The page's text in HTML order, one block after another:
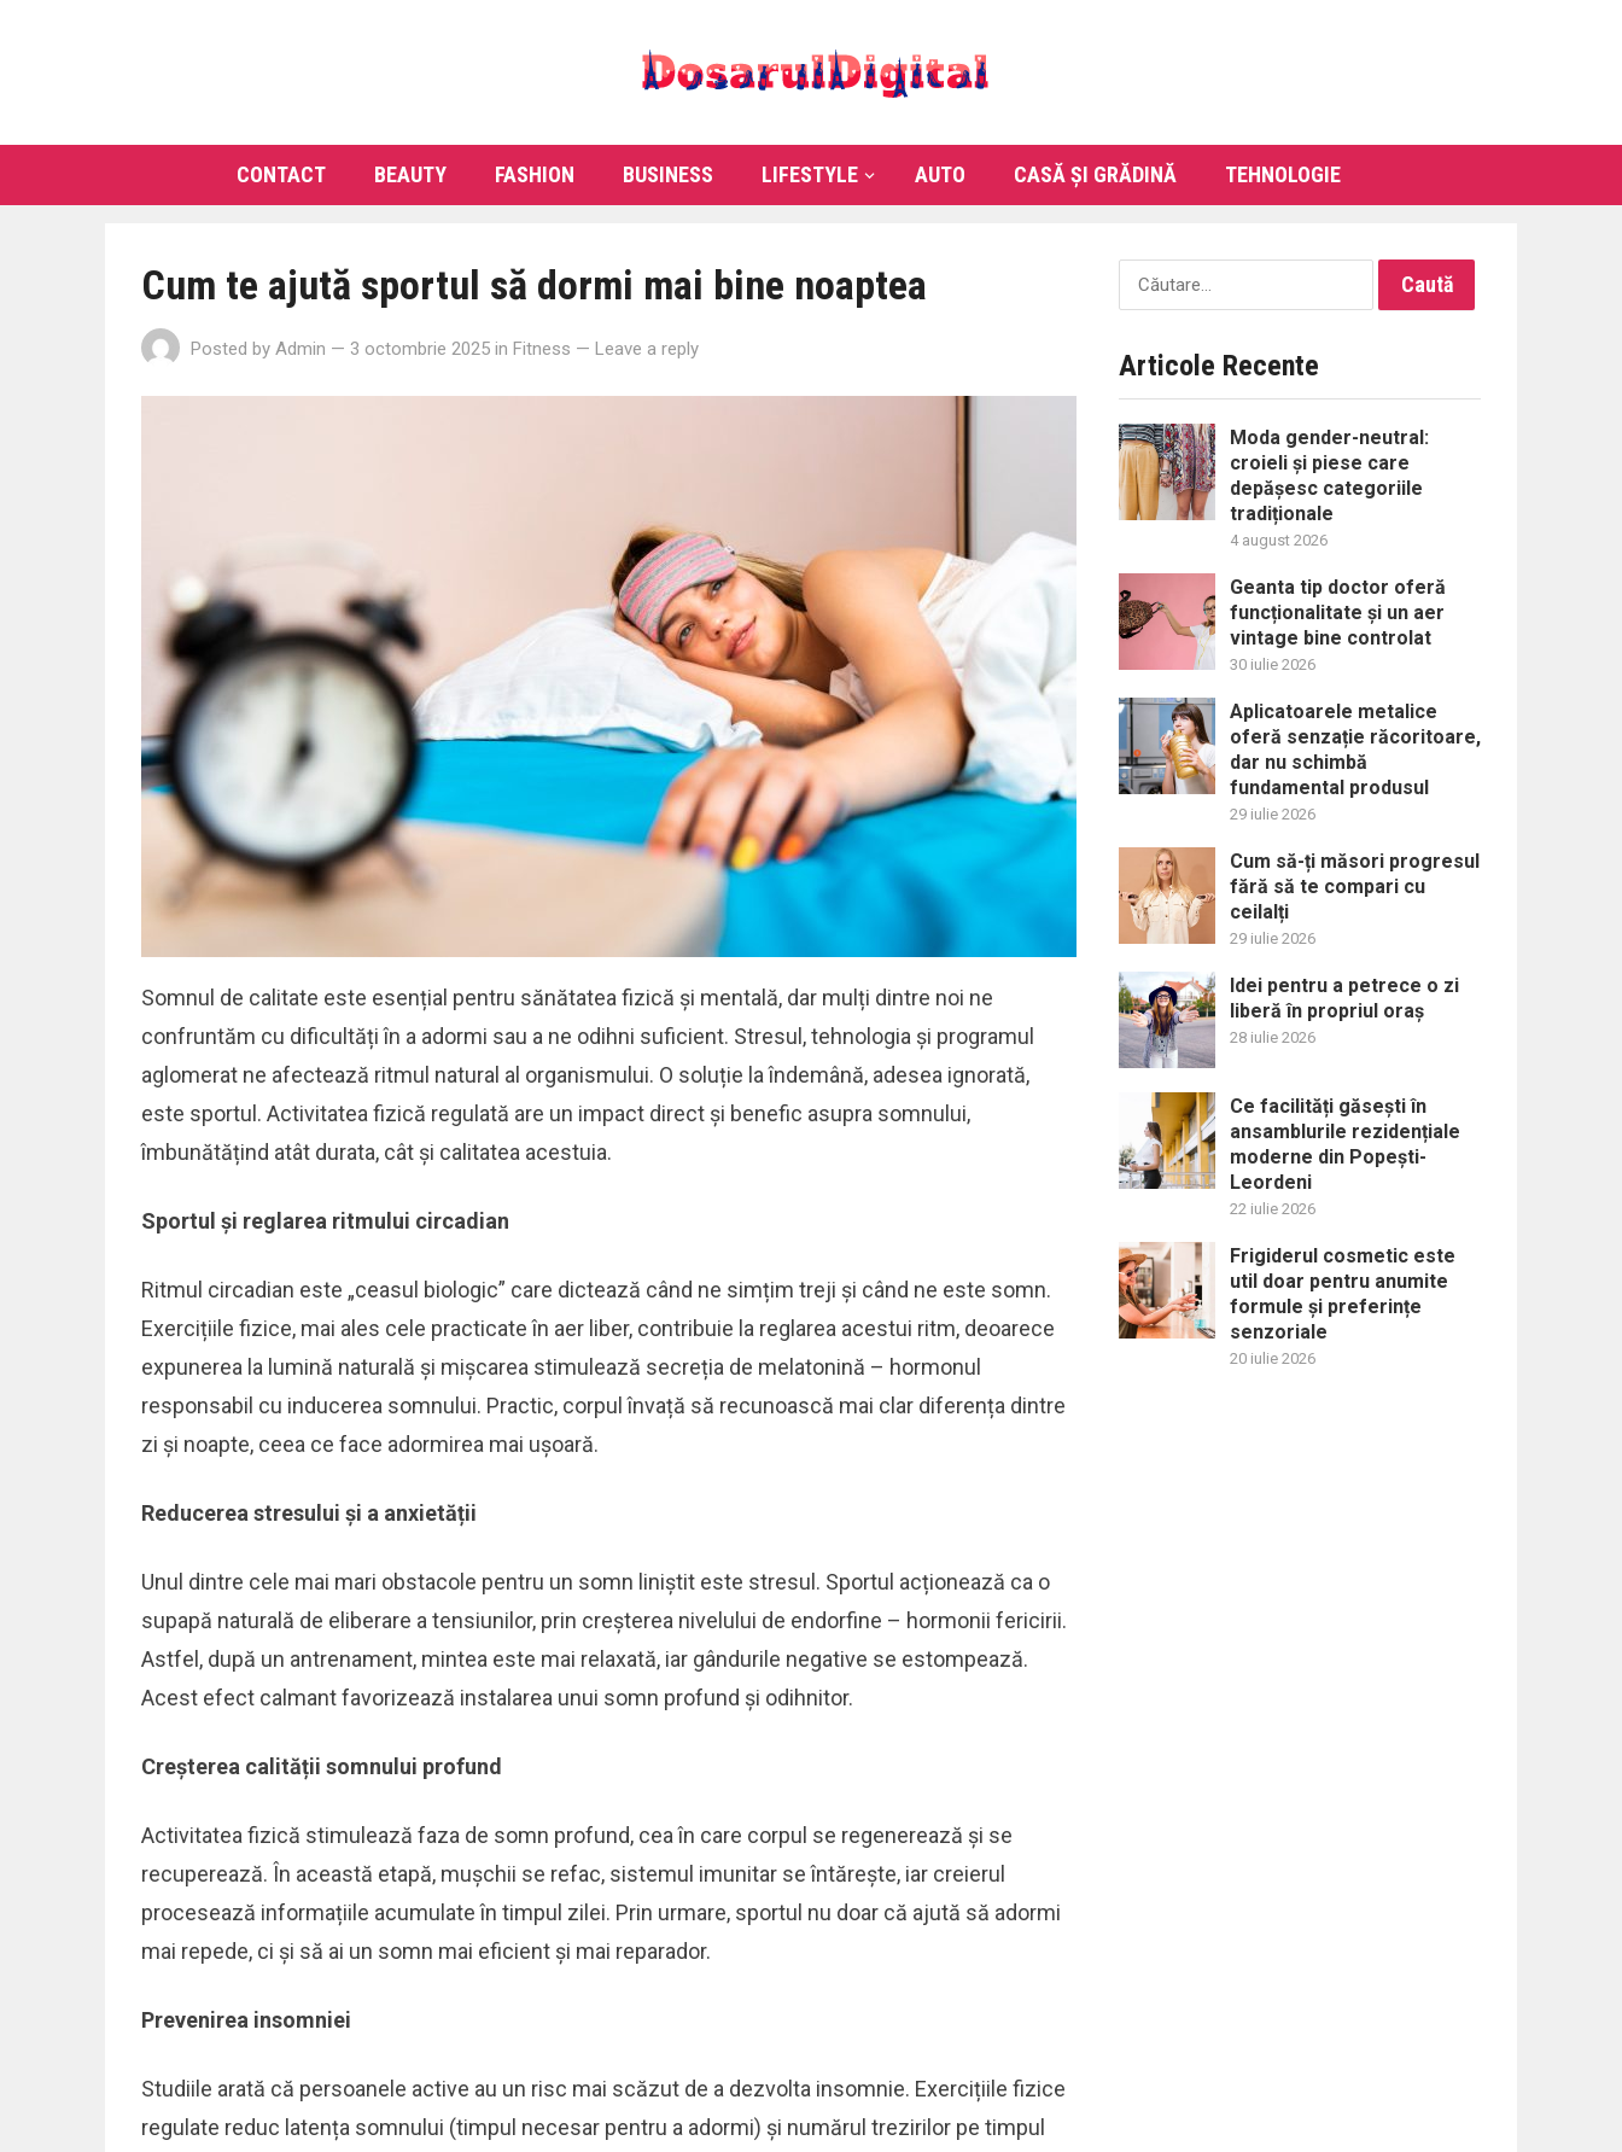
CONTACT BEAUTY FASHION BUSINESS LIFESTYLE AUTO CASĂ ȘI GRĂDINĂ TEHNOLOGIE
Cum te ajută sportul să dormi mai bine noaptea
Posted by Admin — 3 octombrie 2025 in Fitness — Leave a reply
Somnul de calitate este esențial pentru sănătatea fizică și mentală, dar mulți dintre noi ne
confruntăm cu dificultăți în a adormi sau a ne odihni suficient. Stresul, tehnologia și programul
aglomerat ne afectează ritmul natural al organismului. O soluție la îndemână, adesea ignorată,
este sportul. Activitatea fizică regulată are un impact direct și benefic asupra somnului,
îmbunătățind atât durata, cât și calitatea acestuia.
Sportul și reglarea ritmului circadian
Ritmul circadian este „ceasul biologic” care dictează când ne simțim treji și când ne este somn.
Exercițiile fizice, mai ales cele practicate în aer liber, contribuie la reglarea acestui ritm, deoarece
expunerea la lumină naturală și mișcarea stimulează secreția de melatonină – hormonul
responsabil cu inducerea somnului. Practic, corpul învață să recunoască mai clar diferența dintre
zi și noapte, ceea ce face adormirea mai ușoară.
Reducerea stresului și a anxietății
Unul dintre cele mai mari obstacole pentru un somn liniștit este stresul. Sportul acționează ca o
supapă naturală de eliberare a tensiunilor, prin creșterea nivelului de endorfine – hormonii fericirii.
Astfel, după un antrenament, mintea este mai relaxată, iar gândurile negative se estompează.
Acest efect calmant favorizează instalarea unui somn profund și odihnitor.
Creșterea calității somnului profund
Activitatea fizică stimulează faza de somn profund, cea în care corpul se regenerează și se
recuperează. În această etapă, mușchii se refac, sistemul imunitar se întărește, iar creierul
procesează informațiile acumulate în timpul zilei. Prin urmare, sportul nu doar că ajută să adormi
mai repede, ci și să ai un somn mai eficient și mai reparador.
Prevenirea insomniei
Studiile arată că persoanele active au un risc mai scăzut de a dezvolta insomnie. Exercițiile fizice
regulate reduc latența somnului (timpul necesar pentru a adormi) și numărul trezirilor pe timpul
Caută
după:
Articole Recente
Moda gender-neutral:
croieli și piese care
depășesc categoriile
tradiționale
4 august 2026
Geanta tip doctor oferă
funcționalitate și un aer
vintage bine controlat
30 iulie 2026
Aplicatoarele metalice
oferă senzație răcoritoare,
dar nu schimbă
fundamental produsul
29 iulie 2026
Cum să-ți măsori progresul
fără să te compari cu
ceilalți
29 iulie 2026
Idei pentru a petrece o zi
liberă în propriul oraș
28 iulie 2026
Ce facilități găsești în
ansamblurile rezidențiale
moderne din Popești-
Leordeni
22 iulie 2026
Frigiderul cosmetic este
util doar pentru anumite
formule și preferințe
senzoriale
20 iulie 2026